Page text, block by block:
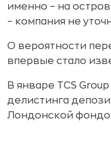
именно – на
– компания не
О вероятности
впервые стало
В январе TCS
делистинга
Лондонской